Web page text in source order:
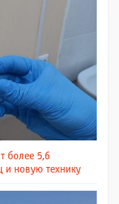
более 5,6
и новую технику